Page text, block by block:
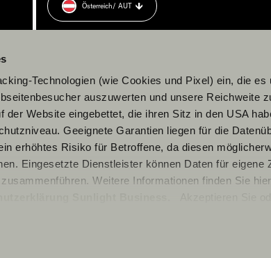
Technologien (wie Cookies und Pixel) ein, die es
auszuwerten und unsere Reichweite
der Website eingebettet, die ihren Sitz in den USA
Geeignete Garantien liegen für die
erhöhtes Risiko für Betroffene, da diesen
Eingesetzte Dienstleister können Daten für eigene
Weitere Informationen finden Sie
Einwilligung ist freiwillig, für den Besuch der
Österreich/ AUT